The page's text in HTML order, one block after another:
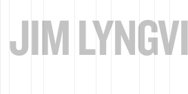
JIM